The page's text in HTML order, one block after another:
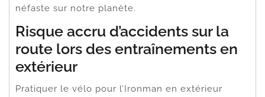
néfaste sur notre planète.
Risque accru d’accidents sur la
route lors des entraînements en
extérieur
Pratiquer le vélo pour l’Ironman en extérieur